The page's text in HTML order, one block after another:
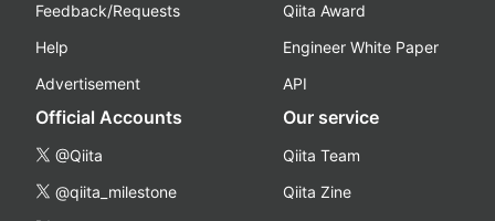
Feedback/Requests
Help
Advertisement
Qiita Award
Engineer White Paper
API
Official Accounts
@Qiita
@qiita_milestone
Our service
Qiita Team
Qiita Zine